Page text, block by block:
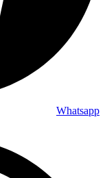
Whatsapp